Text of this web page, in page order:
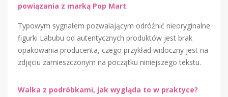
powiązania z marką Pop Mart.
Typowym sygnałem pozwalającym odróżnić nieoryginalne
figurki Labubu od autentycznych produktów jest brak
opakowania producenta, czego przykład widoczny jest na
zdjęciu zamieszczonym na początku niniejszego tekstu.
Walka z podróbkami, jak wygląda to w praktyce?